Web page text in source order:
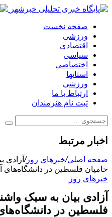
صفحه نخست
ورزشی
اقتصادی
سیاسی
اختصاصی
استانها
ورزشی
ارتباط با ما
ثبت نام هنرمندان
اخبار مرتبط
صفحه اصلی/خبرهای روز/آزادی
حامیان فلسطین در دانشگاه‌های
خبرهای روز
آزادی بیان به سبک
فلسطین در